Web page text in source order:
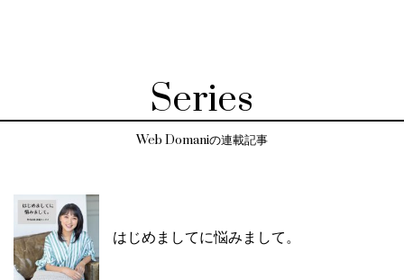
Series
Web Domaniの連載記事
はじめましてに悩みまして。